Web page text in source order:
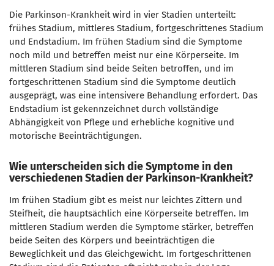
Die Parkinson-Krankheit wird in vier Stadien unterteilt:
frühes Stadium, mittleres Stadium, fortgeschrittenes Stadium
und Endstadium. Im frühen Stadium sind die Symptome
noch mild und betreffen meist nur eine Körperseite. Im
mittleren Stadium sind beide Seiten betroffen, und im
fortgeschrittenen Stadium sind die Symptome deutlich
ausgeprägt, was eine intensivere Behandlung erfordert. Das
Endstadium ist gekennzeichnet durch vollständige
Abhängigkeit von Pflege und erhebliche kognitive und
motorische Beeinträchtigungen.
Wie unterscheiden sich die Symptome in den
verschiedenen Stadien der Parkinson-Krankheit?
Im frühen Stadium gibt es meist nur leichtes Zittern und
Steifheit, die hauptsächlich eine Körperseite betreffen. Im
mittleren Stadium werden die Symptome stärker, betreffen
beide Seiten des Körpers und beeinträchtigen die
Beweglichkeit und das Gleichgewicht. Im fortgeschrittenen